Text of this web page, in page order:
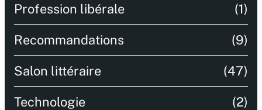
Profession libérale (1)
Recommandations (9)
Salon littéraire (47)
Technologie (2)